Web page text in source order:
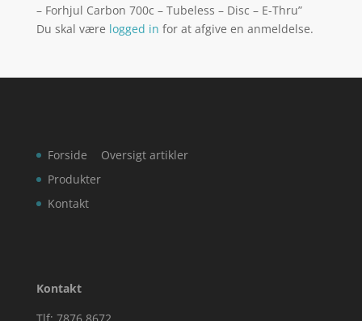
– Forhjul Carbon 700c – Tubeless – Disc – E-Thru”
Du skal være logged in for at afgive en anmeldelse.
Forside
Produkter
Kontakt
Oversigt artikler
Kontakt